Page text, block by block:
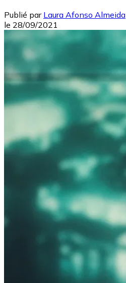
Publié par Laura Afonso Almeida
le 28/09/2021